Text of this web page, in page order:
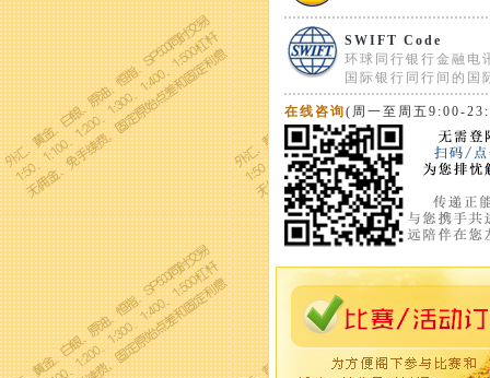
SWIFT Code
环球同行银行金融电
国际银行同行间的国
在线咨询(周一至周五9:00-